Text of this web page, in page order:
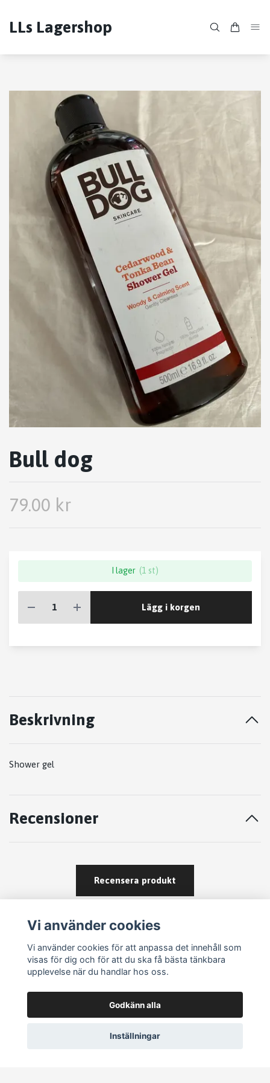
LLs Lagershop
Bull dog
79.00 kr
I lager (1 st)
Lägg i korgen
Beskrivning
Shower gel
Recensioner
Recensera produkt
Om köp och returer
Vi använder cookies
Vi använder cookies för att anpassa det innehåll som
visas för dig och för att du ska få bästa tänkbara
upplevelse när du handlar hos oss.
Godkänn alla
Inställningar